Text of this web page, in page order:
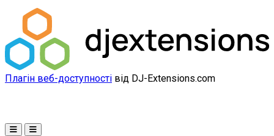
Плагін веб-доступності від DJ-Extensions.com